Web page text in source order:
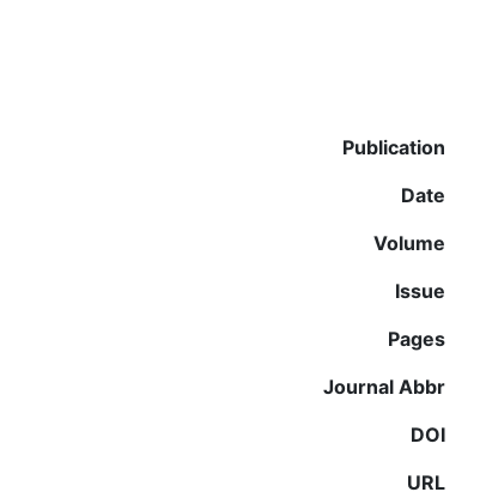
Publication
Date
Volume
Issue
Pages
Journal Abbr
DOI
URL